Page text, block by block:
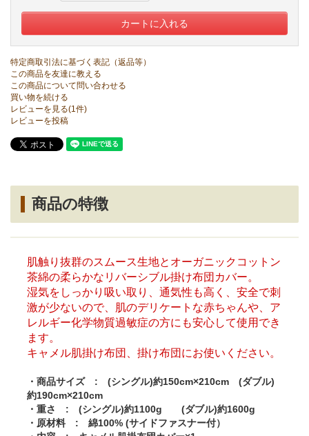
特定商取引法に基づく表記（返品等）
この商品を友達に教える
この商品について問い合わせる
買い物を続ける
レビューを見る(1件)
レビューを投稿
商品の特徴
肌触り抜群のスムース生地とオーガニックコットン
茶綿の柔らかなリバーシブル掛け布団カバー。
湿気をしっかり吸い取り、通気性も高く、安全で刺
激が少ないので、肌のデリケートな赤ちゃんや、ア
レルギー化学物質過敏症の方にも安心して使用でき
ます。
キャメル肌掛け布団、掛け布団にお使いください。
・商品サイズ : (シングル)約150cm×210cm (ダブル)
約190cm×210cm
・重さ : (シングル)約1100g (ダブル)約1600g
・原材料 : 綿100% (サイドファスナー付）